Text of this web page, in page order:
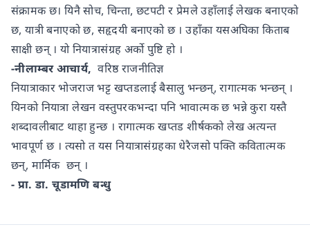
संक्रामक छ। यिनै सोच, चिन्ता, छटपटी र प्रेमले उहाँलाई लेखक बनाएको
छ, यात्री बनाएको छ, सहृदयी बनाएको छ । उहाँका यसअघिका किताब
साक्षी छन् । यो नियात्रासंग्रह अर्को पुष्टि हो ।
-नीलाम्बर आचार्य, वरिष्ठ राजनीतिज्ञ
नियात्राकार भोजराज भट्ट खप्तडलाई बैसालु भन्छन्, रागात्मक भन्छन् ।
यिनको नियात्रा लेखन वस्तुपरकभन्दा पनि भावात्मक छ भन्ने कुरा यस्तै
शब्दावलीबाट थाहा हुन्छ । रागात्मक खप्तड शीर्षकको लेख अत्यन्त
भावपूर्ण छ । त्यसो त यस नियात्रासंग्रहका धेरैजसो पक्ति कवितात्मक
छन्, मार्मिक छन् ।
- प्रा. डा. चूडामणि बन्धु